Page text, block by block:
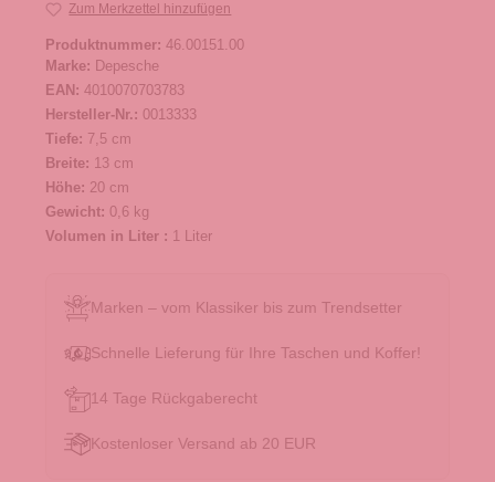
Zum Merkzettel hinzufügen
Produktnummer: 46.00151.00
Marke: Depesche
EAN: 4010070703783
Hersteller-Nr.: 0013333
Tiefe: 7,5 cm
Breite: 13 cm
Höhe: 20 cm
Gewicht: 0,6 kg
Volumen in Liter : 1 Liter
Marken – vom Klassiker bis zum Trendsetter
Schnelle Lieferung für Ihre Taschen und Koffer!
14 Tage Rückgaberecht
Kostenloser Versand ab 20 EUR